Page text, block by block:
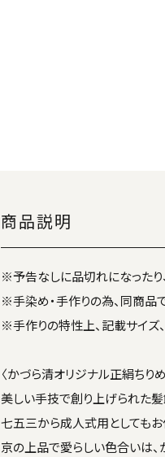
商品説明
※予告なしに品切れになったり
※手染め・手作りの為、同商品
※手作りの特性上、記載サイズ
〈かづら清オリジナル正絹ちり
美しい手技で創り上げられた髪
七五三から成人式用としてもお
京の上品で愛らしい色合いは、